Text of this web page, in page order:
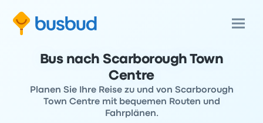
Bus nach Scarborough Town
Centre
Planen Sie Ihre Reise zu und von Scarborough
Town Centre mit bequemen Routen und
Fahrplänen.